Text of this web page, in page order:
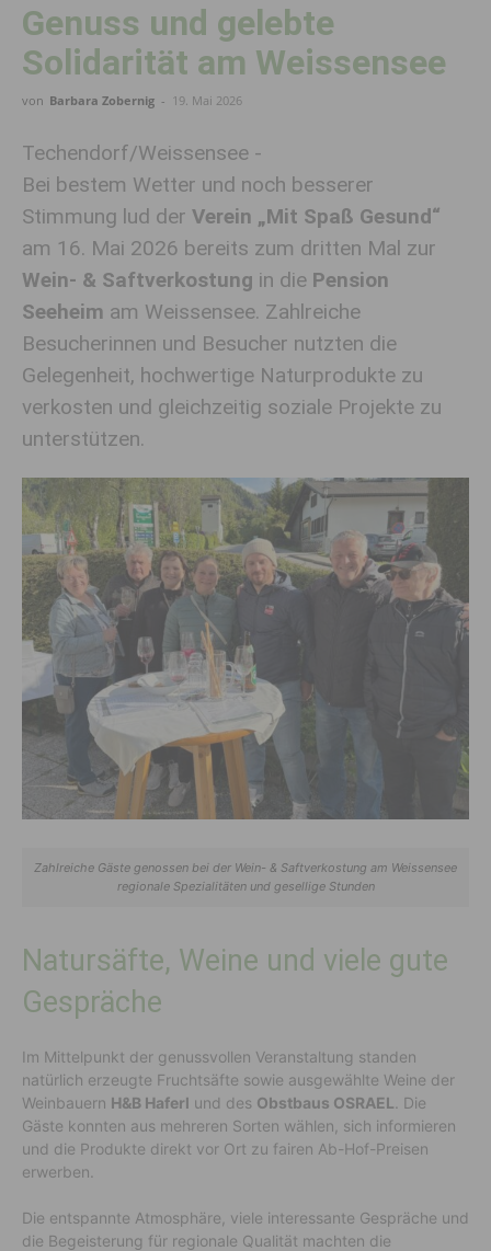
Genuss und gelebte
Solidarität am Weissensee
von Barbara Zobernig - 19. Mai 2026
Techendorf/Weissensee -
Bei bestem Wetter und noch besserer
Stimmung lud der Verein „Mit Spaß Gesund“
am 16. Mai 2026 bereits zum dritten Mal zur
Wein- & Saftverkostung in die Pension
Seeheim am Weissensee. Zahlreiche
Besucherinnen und Besucher nutzten die
Gelegenheit, hochwertige Naturprodukte zu
verkosten und gleichzeitig soziale Projekte zu
unterstützen.
Zahlreiche Gäste genossen bei der Wein- & Saftverkostung am Weissensee
regionale Spezialitäten und gesellige Stunden
Natursäfte, Weine und viele gute
Gespräche
Im Mittelpunkt der genussvollen Veranstaltung standen
natürlich erzeugte Fruchtsäfte sowie ausgewählte Weine der
Weinbauern H&B Haferl und des Obstbaus OSRAEL . Die
Gäste konnten aus mehreren Sorten wählen, sich informieren
und die Produkte direkt vor Ort zu fairen Ab-Hof-Preisen
erwerben.
Die entspannte Atmosphäre, viele interessante Gespräche und
die Begeisterung für regionale Qualität machten die